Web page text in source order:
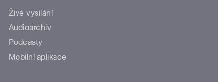
Živé vysílání
Audioarchiv
Podcasty
Mobilní aplikace